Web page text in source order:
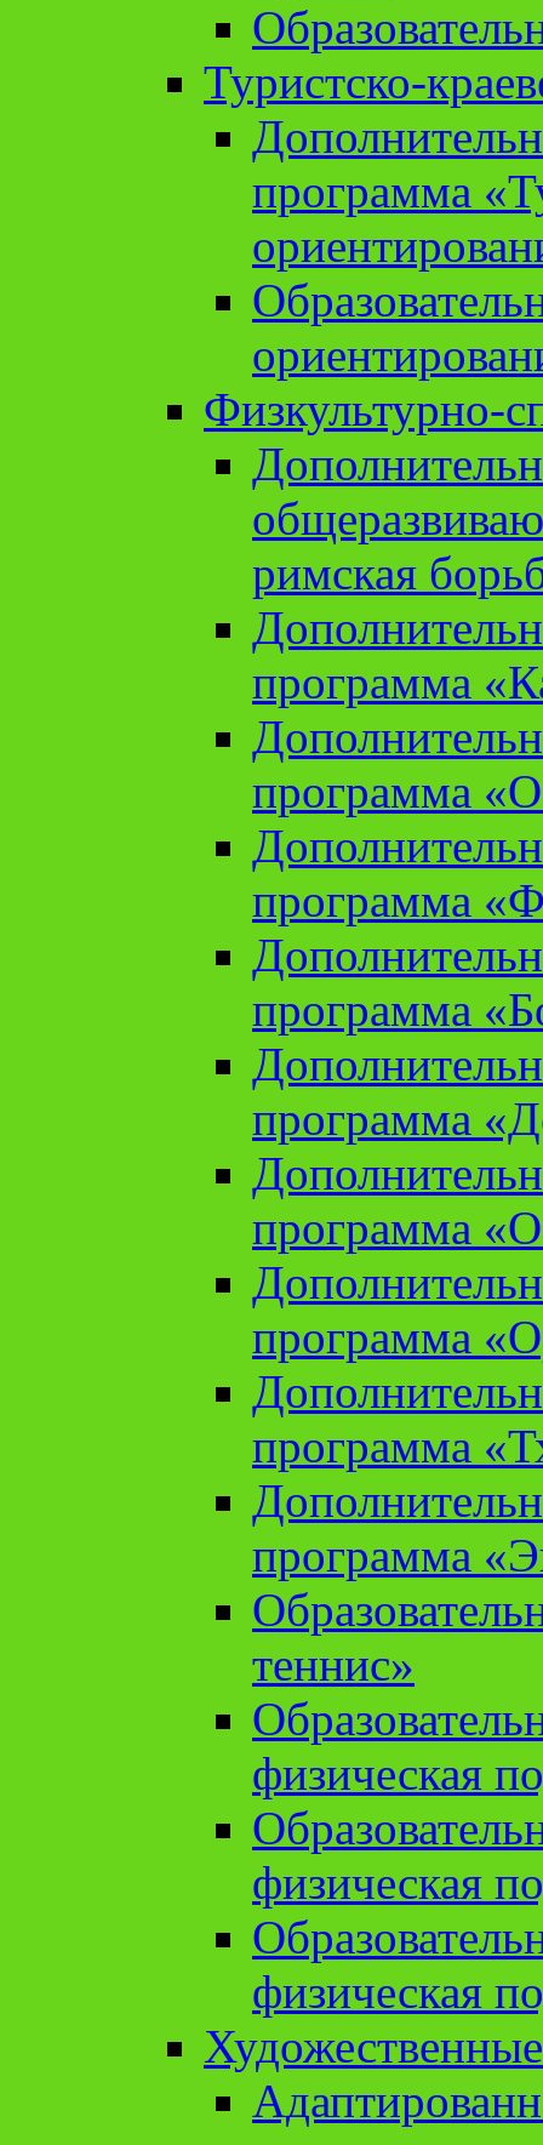
Туристско-
программа
Физкультурно-
римская
программа
программа
программа
программа
программа
программа
программа
программа
программа
теннис»
физическая
физическая
физическая
Художественные